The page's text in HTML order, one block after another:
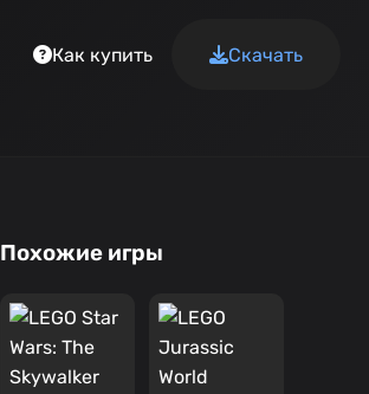
Как купить Скачать
Похожие игры